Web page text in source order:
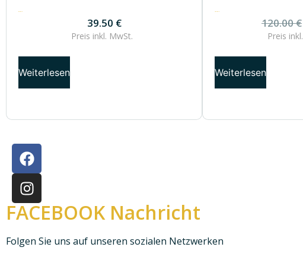
39.50 €
39.50 €
Preis inkl. MwSt.
Weiterlesen
120.00 €
120.00€
Preis inkl.
Weiterlesen
FACEBOOK Nachricht
Folgen Sie uns auf unseren sozialen Netzwerken